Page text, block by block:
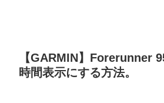
【GARMIN】Forerunner
時間表示にする方法。